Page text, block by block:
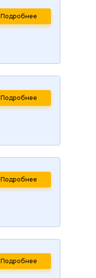
Подробнее
Подробнее
Подробнее
Подробнее